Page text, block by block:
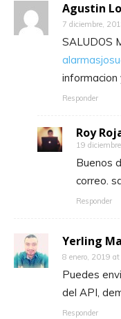
Agustin
7 diciembre,
SALUDOS
informacion
Responder
Roy
19
Buenos
correo.
Responder
Yerling
8 enero, 2019
Puedes
del API,
Responder